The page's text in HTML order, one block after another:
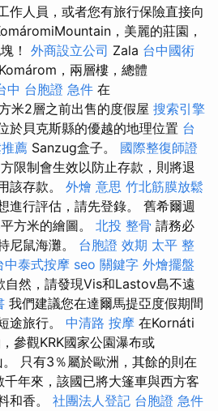
作人員，或者您有旅行保險直接向
，美麗的莊園，
！ 外商設立公司 Zala 台中國術
，兩層樓，總體
中 台胞證 急件 在
米2層之前出售的度假屋 搜索引擎
於貝克斯縣的優越的地理位置 台
薦 Sanzug盒子。 國際整復師證
限制會生效以防止存款，則將退
該存款。 外燴 意思 竹北筋膜放鬆
進行評估，請先登錄。 舊希爾週
方米的繪圖。 北投 整骨 請務必
尼鼠海灘。 台胞證 效期 太平 整
中泰式按摩 seo 關鍵字 外燴擺盤
自然，請發現Vis和Lastov島不遠
我們建議您在達爾馬提亞度假期間
途旅行。 中清路 按摩 在Kornáti
參觀KRK國家公園瀑布或
只有3％屬於歐洲，其餘的則在
千年來，該國已將大篷車與西方客
和香。 社團法人登記 台胞證 急件